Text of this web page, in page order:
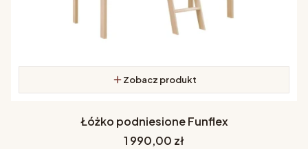
Zobacz produkt
Łóżko podniesione Funflex
Cena
1 990,00 zł